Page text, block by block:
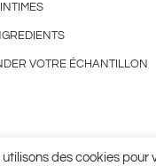
VOTRE ÉCHANTILLON
Conditions Générales
utilisons des cookies